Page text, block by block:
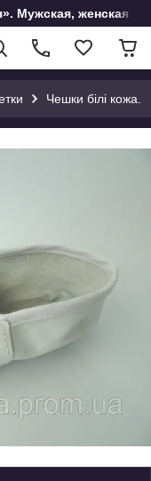
Мужская, женская и
Чешки білі кожа.